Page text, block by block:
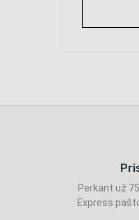
Perkant už
Express